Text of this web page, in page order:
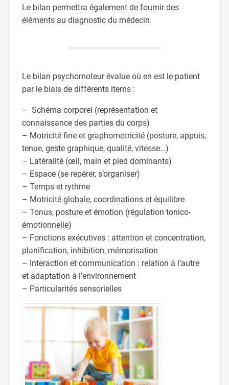
Le bilan permettra également de fournir des
éléments au diagnostic du médecin.
Le bilan psychomoteur évalue où en est le patient
par le biais de différents items :
– Schéma corporel (représentation et
connaissance des parties du corps)
– Motricité fine et graphomotricité (posture, appuis,
tenue, geste graphique, qualité, vitesse…)
– Latéralité (œil, main et pied dominants)
– Espace (se repérer, s’organiser)
– Temps et rythme
– Motricité globale, coordinations et équilibre
– Tonus, posture et émotion (régulation tonico-
émotionnelle)
– Fonctions exécutives : attention et concentration,
planification, inhibition, mémorisation
– Interaction et communication : relation à l’autre
et adaptation à l’environnement
– Particularités sensorielles